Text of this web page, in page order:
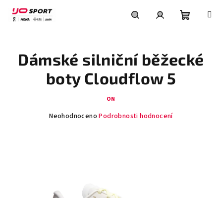
obsah
košík
Dámské silniční běžecké
boty Cloudflow 5
ON
Průměrné
Neohodnoceno Podrobnosti hodnocení